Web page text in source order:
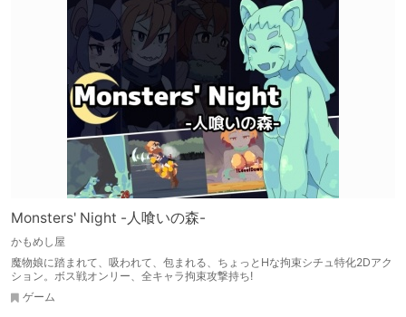
Monsters' Night -人喰いの森-
かもめし屋
魔物娘に踏まれて、吸われて、包まれる、ちょっとHな拘束シチュ特化2Dアク
ション。ボス戦オンリー、全キャラ拘束攻撃持ち!
ゲーム